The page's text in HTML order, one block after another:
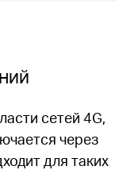
сетей 4G,
через
для таких